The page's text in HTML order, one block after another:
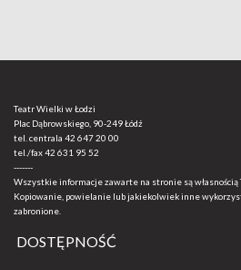
Teatr Wielki w Łodzi
Plac Dąbrowskiego, 90-249 Łódź
tel. centrala 42 647 20 00
tel./fax42 631 95 52
-------
Wszystkie informacje zawarte na stronie są własnością
Kopiowanie, powielanie lub jakiekolwiek inne
zabronione.
DOSTĘPNOŚĆ